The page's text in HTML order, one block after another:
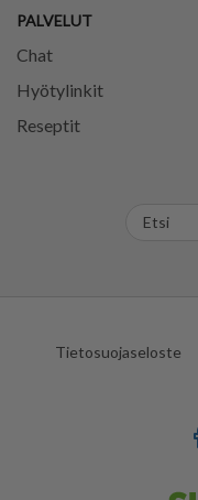
PALVELUT
Chat
Hyötylinkit
Reseptit
Tietosuojaseloste